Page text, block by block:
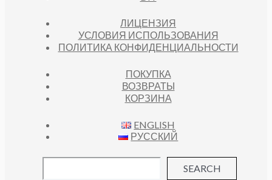
ЛИЦЕНЗИЯ
УСЛОВИЯ ИСПОЛЬЗОВАНИЯ
ПОЛИТИКА КОНФИДЕНЦИАЛЬНОСТИ
ПОКУПКА
ВОЗВРАТЫ
КОРЗИНА
ENGLISH
РУССКИЙ
SEARCH